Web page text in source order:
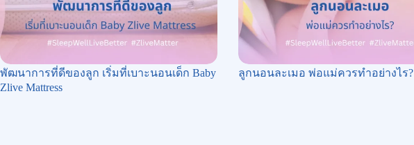
พัฒนาการที่ดีของลูก เริ่มที่เบาะนอนเด็ก Baby
Zlive Mattress
ลูกนอนละเมอ พ่อแม่ควรทำอย่างไร?